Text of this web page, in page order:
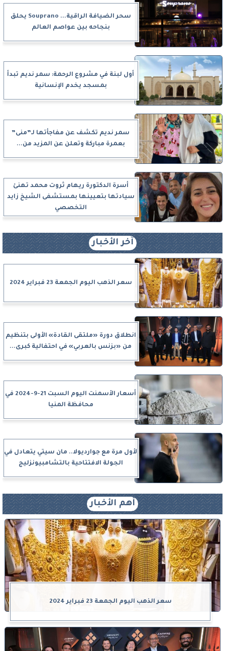
سحر الضيافة الراقية... Souprano يحلق
بنجاحه بين عواصم العالم
أول لبنة في مشروع الرحمة: سمر نديم تبدأ
بمسجد يخدم الإنسانية
سمر نديم تكشف عن مفاجأتها لـ”منى”
بعمرة مباركة وتعلن عن المزيد من...
أسرة الدكتورة ريهام ثروت محمد تهنئ
سيادتها بتعيينها بمستشفى الشيخ زايد
التخصصي
آخر الأخبار
سعر الذهب اليوم الجمعة 23 فبراير 2024
انطلاق دورة «ملتقى القادة» الأولى بتنظيم
من «بزنس بالعربي» في احتفالية كبرى...
أسعار الأسمنت اليوم السبت 21-9-2024 في
محافظة المنيا
لأول مرة مع جوارديولا.. مان سيتي يتعادل في
الجولة الافتتاحية بالتشامبيونزليج
أهم الأخبار
سعر الذهب اليوم الجمعة 23 فبراير 2024